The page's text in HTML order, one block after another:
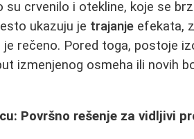
su crvenilo i otekline, koje se
ukazuju je trajanje efekata,
rečeno. Pored toga, postoje
izmenjenog osmeha ili novih
Površno rešenje za vidljivi